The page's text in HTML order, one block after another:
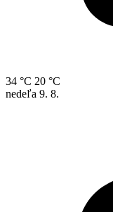
34 °C 20 °C
nedeľa 9. 8.